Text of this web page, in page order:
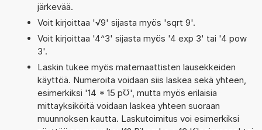
järkevää.
Voit kirjoittaa '√9' sijasta myös 'sqrt 9'.
Voit kirjoittaa '4^3' sijasta myös '4 exp 3' tai '4 pow
3'.
Laskin tukee myös matemaattisten lausekkeiden
käyttöä. Numeroita voidaan siis laskea sekä yhteen,
esimerkiksi '14 * 15 p℧', mutta myös erilaisia
mittayksiköitä voidaan laskea yhteen suoraan
muunnoksen kautta. Laskutoimitus voi esimerkiksi